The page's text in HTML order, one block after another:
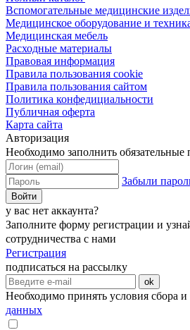
Вспомогательные медицинские
Медицинское оборудование и
Медицинская мебель
Расходные материалы
Правовая информация
Правила пользования cookie
Правила пользования сайтом
Политика конфедициальности
Публичная оферта
Карта сайта
Авторизация
Необходимо заполнить обязательные
Забыли
Войти
у вас нет аккаунта?
Заполните форму регистрации и
сотрудничества с нами
Регистрация
подписаться на рассылку
ok
Необходимо принять условия сбора и
данных